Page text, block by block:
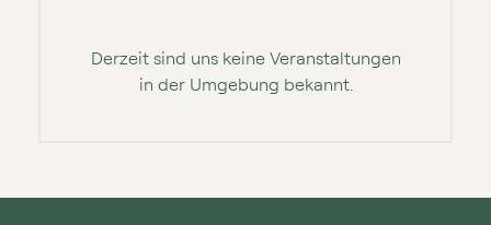
Derzeit sind uns keine Veranstaltungen
in der Umgebung bekannt.